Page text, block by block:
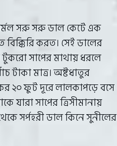
সরু সরু ডাল কেটে এক
করত। সেই ডালের
সাপের মাথায় ধরলে
টাকা মাত্র। অষ্টধাতুর
২০ ফুট দূরে লালকাপড়ে বসে
সাপের ত্রিসীমানায়
সর্পহরী ডাল কিনে সুনীলের